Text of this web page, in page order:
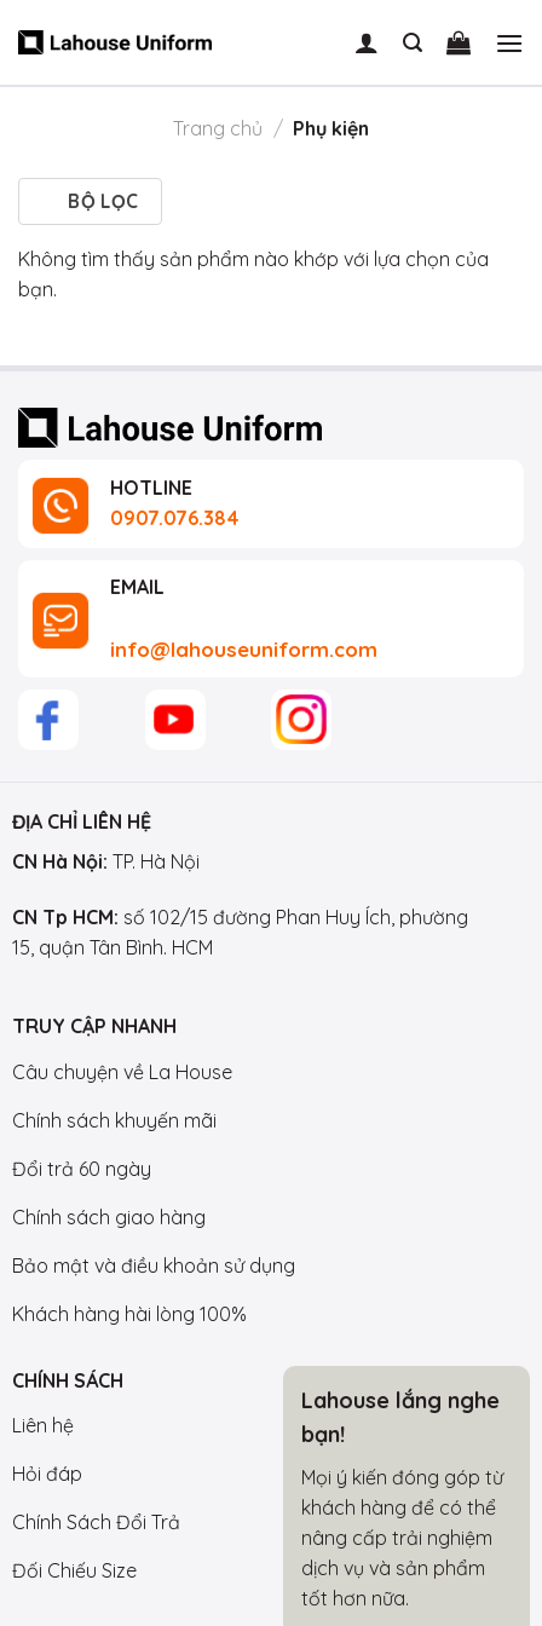
Trang chủ / Phụ kiện
BỘ LỌC
Không tìm thấy sản phẩm nào khớp với lựa chọn của
bạn.
HOTLINE
0907.076.384
EMAIL
info@lahouseuniform.com
ĐỊA CHỈ LIÊN HỆ
CN Hà Nội: TP. Hà Nội
CN Tp HCM: số 102/15 đường Phan Huy Ích, phường
15, quận Tân Bình. HCM
TRUY CẬP NHANH
Câu chuyện về La House
Chính sách khuyến mãi
Đổi trả 60 ngày
Chính sách giao hàng
Bảo mật và điều khoản sử dụng
Khách hàng hài lòng 100%
CHÍNH SÁCH
Liên hệ
Hỏi đáp
Chính Sách Đổi Trả
Đối Chiếu Size
Lahouse lắng nghe
bạn!
Mọi ý kiến đóng góp từ
khách hàng để có thể
nâng cấp trải nghiệm
dịch vụ và sản phẩm
tốt hơn nữa.